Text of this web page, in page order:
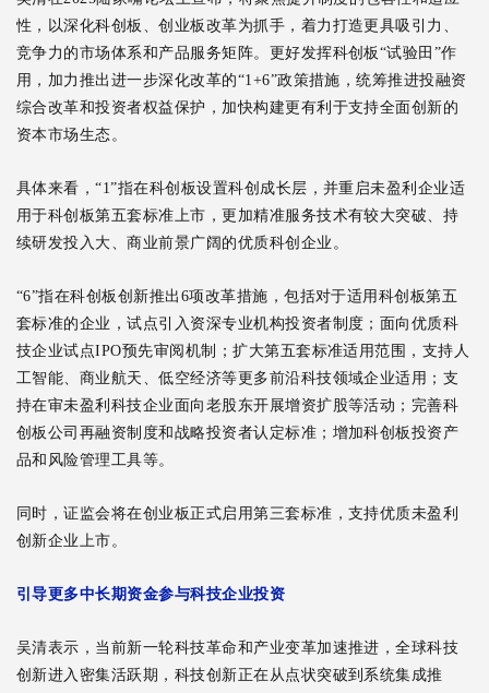
性，以深化科创板、创业板改革为抓手，着力打造更具吸引力、
竞争力的市场体系和产品服务矩阵。更好发挥科创板“试验田”作
用，加力推出进一步深化改革的“1+6”政策措施，统筹推进投融资
综合改革和投资者权益保护，加快构建更有利于支持全面创新的
资本市场生态。
具体来看，“1”指在科创板设置科创成长层，并重启未盈利企业适
用于科创板第五套标准上市，更加精准服务技术有较大突破、持
续研发投入大、商业前景广阔的优质科创企业。
“6”指在科创板创新推出6项改革措施，包括对于适用科创板第五
套标准的企业，试点引入资深专业机构投资者制度；面向优质科
技企业试点IPO预先审阅机制；扩大第五套标准适用范围，支持人
工智能、商业航天、低空经济等更多前沿科技领域企业适用；支
持在审未盈利科技企业面向老股东开展增资扩股等活动；完善科
创板公司再融资制度和战略投资者认定标准；增加科创板投资产
品和风险管理工具等。
同时，证监会将在创业板正式启用第三套标准，支持优质未盈利
创新企业上市。
引导更多中长期资金参与科技企业投资
吴清表示，当前新一轮科技革命和产业变革加速推进，全球科技
创新进入密集活跃期，科技创新正在从点状突破到系统集成推